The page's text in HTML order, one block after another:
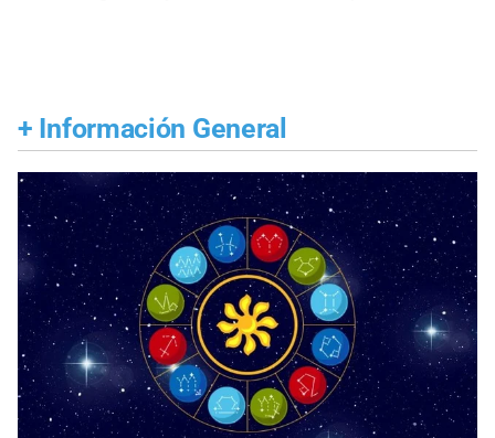
+ Información General